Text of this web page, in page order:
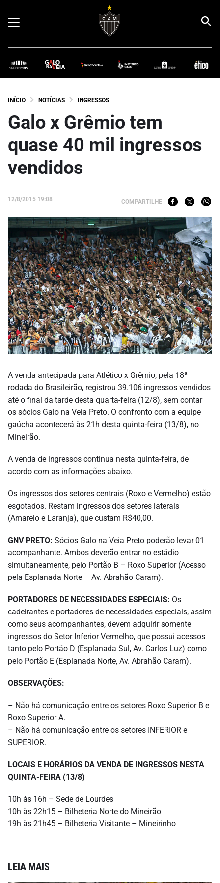
INÍCIO NOTÍCIAS INGRESSOS
Galo x Grêmio tem
quase 40 mil ingressos
vendidos
12/8/2015 19:08 COMPARTILHE
A venda antecipada para Atlético x Grêmio, pela 18ª
rodada do Brasileirão, registrou 39.106 ingressos vendidos
até o final da tarde desta quarta-feira (12/8), sem contar
os sócios Galo na Veia Preto. O confronto com a equipe
gaúcha acontecerá às 21h desta quinta-feira (13/8), no
Mineirão.
A venda de ingressos continua nesta quinta-feira, de
acordo com as informações abaixo.
Os ingressos dos setores centrais (Roxo e Vermelho) estão
esgotados. Restam ingressos dos setores laterais
(Amarelo e Laranja), que custam R$40,00.
GNV PRETO: Sócios Galo na Veia Preto poderão levar 01
acompanhante. Ambos deverão entrar no estádio
simultaneamente, pelo Portão B – Roxo Superior (Acesso
pela Esplanada Norte – Av. Abrahão Caram).
PORTADORES DE NECESSIDADES ESPECIAIS: Os
cadeirantes e portadores de necessidades especiais, assim
como seus acompanhantes, devem adquirir somente
ingressos do Setor Inferior Vermelho, que possui acessos
tanto pelo Portão D (Esplanada Sul, Av. Carlos Luz) como
pelo Portão E (Esplanada Norte, Av. Abrahão Caram).
OBSERVAÇÕES:
– Não há comunicação entre os setores Roxo Superior B e
Roxo Superior A.
– Não há comunicação entre os setores INFERIOR e
SUPERIOR.
LOCAIS E HORÁRIOS DA VENDA DE INGRESSOS NESTA
QUINTA-FEIRA (13/8)
10h às 16h – Sede de Lourdes
10h às 22h15 – Bilheteria Norte do Mineirão
19h às 21h45 – Bilheteria Visitante – Mineirinho
LEIA MAIS